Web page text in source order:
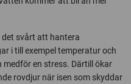
svårt att hantera
i till exempel temperatur och
en stress. Därtill ökar
rovdjur när isen som skyddar